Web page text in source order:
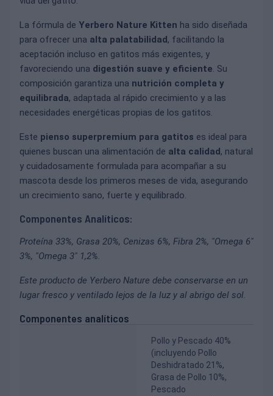
La fórmula de Yerbero Nature Kitten ha sido diseñada
para ofrecer una alta palatabilidad, facilitando la
aceptación incluso en gatitos más exigentes, y
favoreciendo una digestión suave y eficiente. Su
composición garantiza una nutrición completa y
equilibrada, adaptada al rápido crecimiento y a las
necesidades energéticas propias de los gatitos.
Este pienso superpremium para gatitos es ideal para
quienes buscan una alimentación de alta calidad, natural
y cuidadosamente formulada para acompañar a su
mascota desde los primeros meses de vida, asegurando
un crecimiento sano, fuerte y equilibrado.
Componentes Analíticos:
Proteína 33%, Grasa 20%, Cenizas 6%, Fibra 2%, "Omega 6"
3%, "Omega 3" 1,2%.
Este producto de Yerbero Nature debe conservarse en un
lugar fresco y ventilado lejos de la luz y al abrigo del sol.
Componentes analíticos
Pollo y Pescado 40%
(incluyendo Pollo
Deshidratado 21%,
Grasa de Pollo 10%,
Pescado